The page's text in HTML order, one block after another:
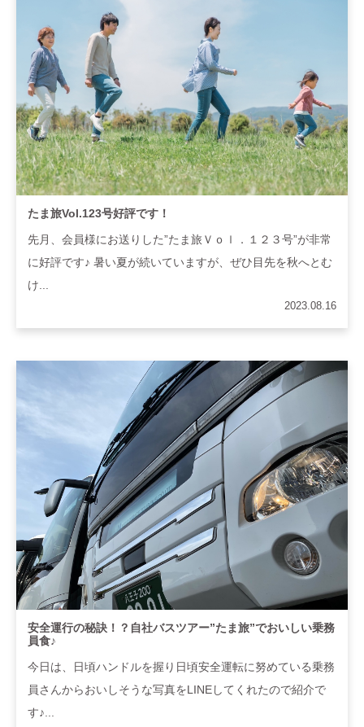
たま旅Vol.123号好評です！
先月、会員様にお送りした”たま旅Ｖｏｌ．１２３号”が非常
に好評です♪ 暑い夏が続いていますが、ぜひ目先を秋へとむ
け...
2023.08.16
安全運行の秘訣！？自社バスツアー”たま旅”でおいしい乗務
員食♪
今日は、日頃ハンドルを握り日頃安全運転に努めている乗務
員さんからおいしそうな写真をLINEしてくれたので紹介で
す♪...